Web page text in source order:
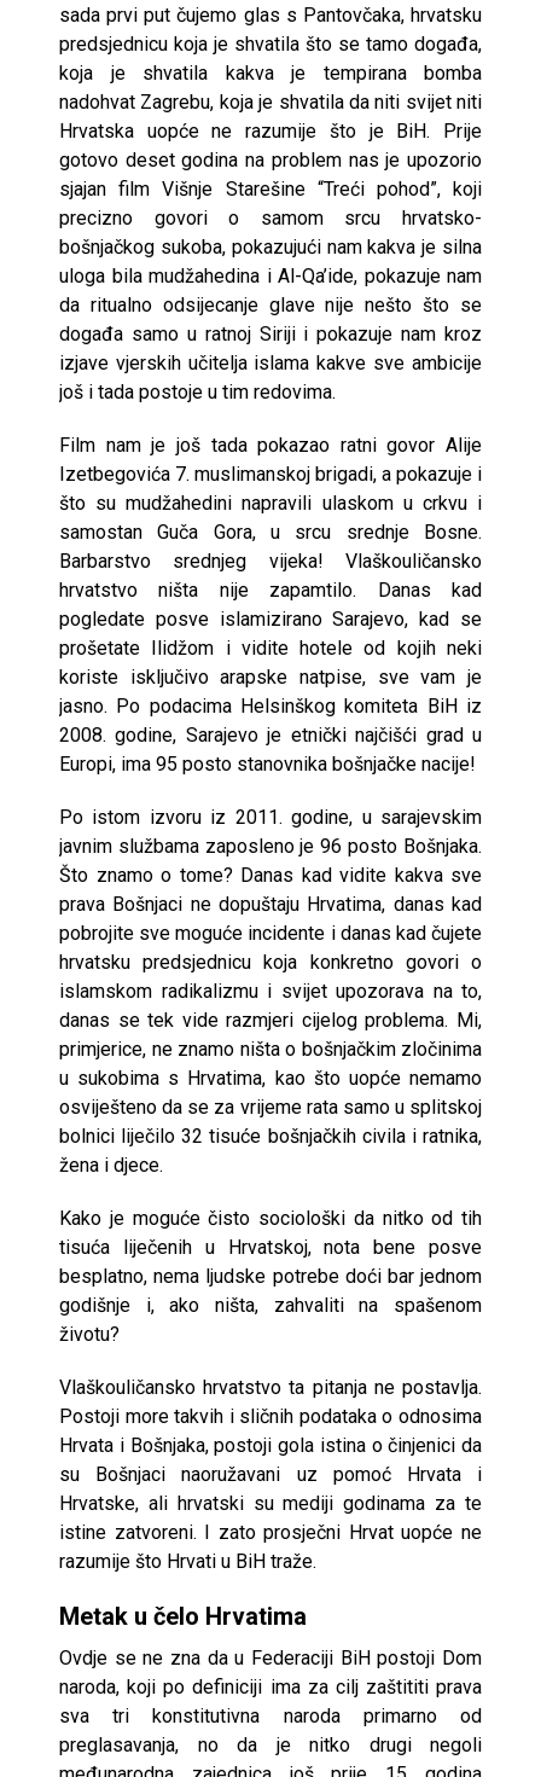
sada prvi put čujemo glas s Pantovčaka, hrvatsku
predsjednicu koja je shvatila što se tamo događa,
koja je shvatila kakva je tempirana bomba
nadohvat Zagrebu, koja je shvatila da niti svijet niti
Hrvatska uopće ne razumije što je BiH. Prije
gotovo deset godina na problem nas je upozorio
sjajan film Višnje Starešine “Treći pohod”, koji
precizno govori o samom srcu hrvatsko-
bošnjačkog sukoba, pokazujući nam kakva je silna
uloga bila mudžahedina i Al-Qa’ide, pokazuje nam
da ritualno odsijecanje glave nije nešto što se
događa samo u ratnoj Siriji i pokazuje nam kroz
izjave vjerskih učitelja islama kakve sve ambicije
još i tada postoje u tim redovima.
Film nam je još tada pokazao ratni govor Alije
Izetbegovića 7. muslimanskoj brigadi, a pokazuje i
što su mudžahedini napravili ulaskom u crkvu i
samostan Guča Gora, u srcu srednje Bosne.
Barbarstvo srednjeg vijeka! Vlaškouličansko
hrvatstvo ništa nije zapamtilo. Danas kad
pogledate posve islamizirano Sarajevo, kad se
prošetate Ilidžom i vidite hotele od kojih neki
koriste isključivo arapske natpise, sve vam je
jasno. Po podacima Helsinškog komiteta BiH iz
2008. godine, Sarajevo je etnički najčišći grad u
Europi, ima 95 posto stanovnika bošnjačke nacije!
Po istom izvoru iz 2011. godine, u sarajevskim
javnim službama zaposleno je 96 posto Bošnjaka.
Što znamo o tome? Danas kad vidite kakva sve
prava Bošnjaci ne dopuštaju Hrvatima, danas kad
pobrojite sve moguće incidente i danas kad čujete
hrvatsku predsjednicu koja konkretno govori o
islamskom radikalizmu i svijet upozorava na to,
danas se tek vide razmjeri cijelog problema. Mi,
primjerice, ne znamo ništa o bošnjačkim zločinima
u sukobima s Hrvatima, kao što uopće nemamo
osviješteno da se za vrijeme rata samo u splitskoj
bolnici liječilo 32 tisuće bošnjačkih civila i ratnika,
žena i djece.
Kako je moguće čisto sociološki da nitko od tih
tisuća liječenih u Hrvatskoj, nota bene posve
besplatno, nema ljudske potrebe doći bar jednom
godišnje i, ako ništa, zahvaliti na spašenom
životu?
Vlaškouličansko hrvatstvo ta pitanja ne postavlja.
Postoji more takvih i sličnih podataka o odnosima
Hrvata i Bošnjaka, postoji gola istina o činjenici da
su Bošnjaci naoružavani uz pomoć Hrvata i
Hrvatske, ali hrvatski su mediji godinama za te
istine zatvoreni. I zato prosječni Hrvat uopće ne
razumije što Hrvati u BiH traže.
Metak u čelo Hrvatima
Ovdje se ne zna da u Federaciji BiH postoji Dom
naroda, koji po definiciji ima za cilj zaštititi prava
sva tri konstitutivna naroda primarno od
preglasavanja, no da je nitko drugi negoli